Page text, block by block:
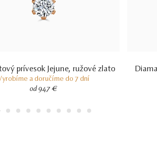
prívesok Jejune, ružové zlato
a doručíme do 7 dní
od 947 €
2 3 4 5 6 7 8 9 10